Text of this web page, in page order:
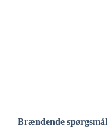
Brændende spørgsmål